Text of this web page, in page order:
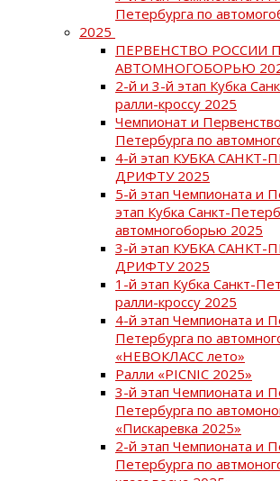
Петербурга по
2025
ПЕРВЕНСТВО РОССИИ
АВТОМНОГОБОРЬЮ
2-й и 3-й этап Кубка
ралли-кроссу 2025
Чемпионат и
Петербурга по
4-й этап КУБКА САНКТ-
ДРИФТУ 2025
5-й этап Чемпионата и
этап Кубка Санкт-
автомногоборью 2025
3-й этап КУБКА САНКТ-
ДРИФТУ 2025
1-й этап Кубка Санкт-
ралли-кроссу 2025
4-й этап Чемпионата и
Петербурга по
«НЕВОКЛАСС лето»
Ралли «PICNIC 2025»
3-й этап Чемпионата и
Петербурга по
«Пискаревка 2025»
2-й этап Чемпионата и
Петербурга по